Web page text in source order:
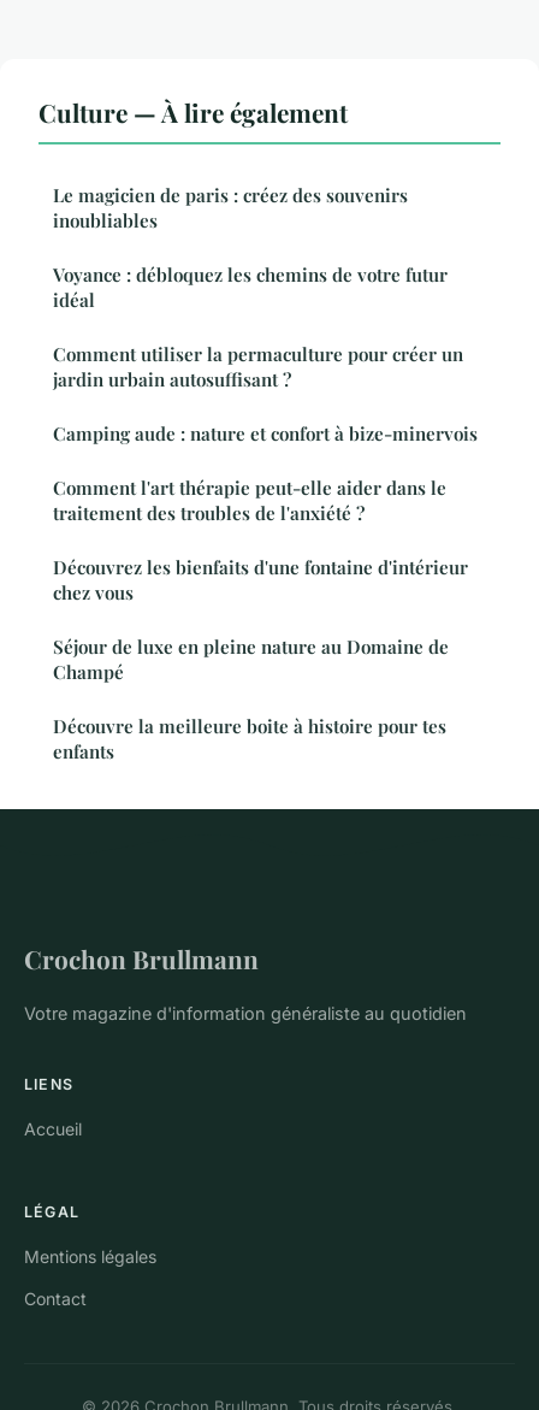
Culture — À lire également
Le magicien de paris : créez des souvenirs
inoubliables
Voyance : débloquez les chemins de votre futur
idéal
Comment utiliser la permaculture pour créer un
jardin urbain autosuffisant ?
Camping aude : nature et confort à bize-minervois
Comment l'art thérapie peut-elle aider dans le
traitement des troubles de l'anxiété ?
Découvrez les bienfaits d'une fontaine d'intérieur
chez vous
Séjour de luxe en pleine nature au Domaine de
Champé
Découvre la meilleure boite à histoire pour tes
enfants
Crochon Brullmann
Votre magazine d'information généraliste au quotidien
LIENS
Accueil
LÉGAL
Mentions légales
Contact
© 2026 Crochon Brullmann. Tous droits réservés.